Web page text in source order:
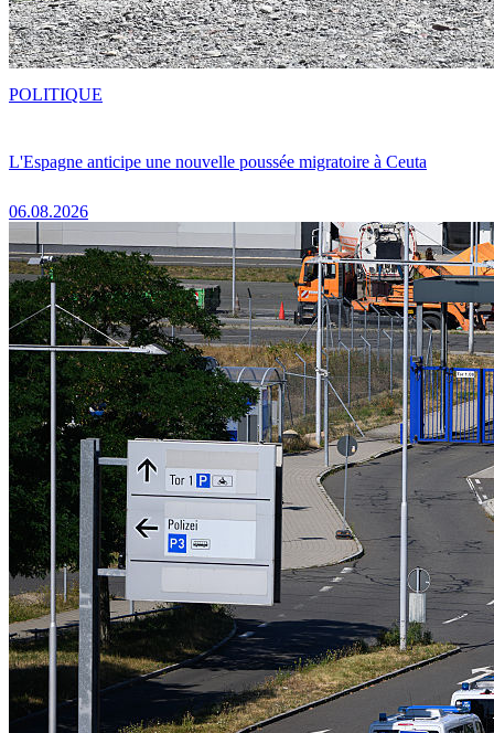
L'Espagne anticipe une nouvelle poussée migratoire à Ceuta
06.08.2026
POLITIQUE